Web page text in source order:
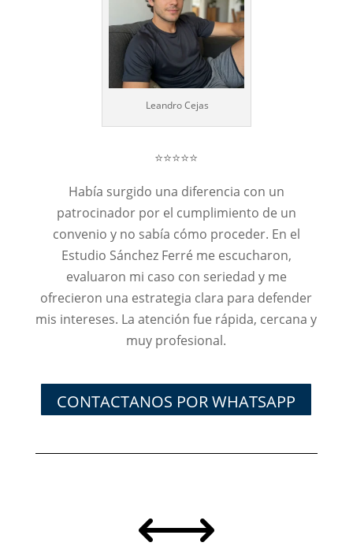
Leandro Cejas
⭐⭐⭐⭐⭐
Había surgido una diferencia con un
patrocinador por el cumplimiento de un
convenio y no sabía cómo proceder. En el
Estudio Sánchez Ferré me escucharon,
evaluaron mi caso con seriedad y me
ofrecieron una estrategia clara para defender
mis intereses. La atención fue rápida, cercana y
muy profesional.
CONTACTANOS POR WHATSAPP
,